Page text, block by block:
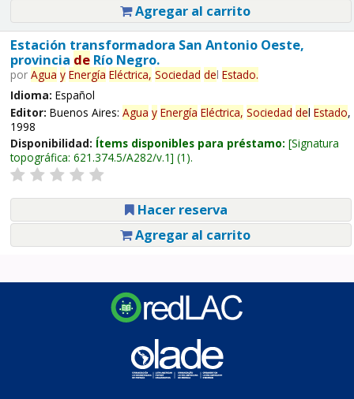
Agregar al carrito
Estación transformadora San Antonio Oeste,
provincia deRío Negro.
por Agua y Energía Eléctrica, Sociedad del Estado.
Idioma: Español
Editor: Buenos Aires: Agua y Energía Eléctrica, Sociedad del Estado,
1998
Disponibilidad: Ítems disponibles para préstamo: Signatura
topográfica: 621.374.5/A282/v.1 (1).
Hacer reserva
Agregar al carrito